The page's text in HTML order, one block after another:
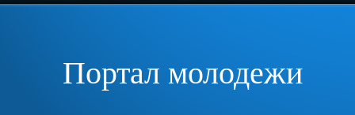
Портал молодежи